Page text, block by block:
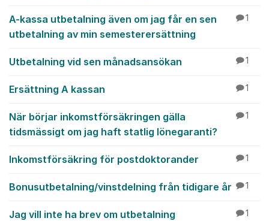
A-kassa utbetalning även om jag får en sen
utbetalning av min semesterersättning
1
Utbetalning vid sen månadsansökan 1
Ersättning A kassan 1
När börjar inkomstförsäkringen gälla
tidsmässigt om jag haft statlig lönegaranti?
1
Inkomstförsäkring för postdoktorander 1
Bonusutbetalning/vinstdelning från tidigare år 1
Jag vill inte ha brev om utbetalning 1